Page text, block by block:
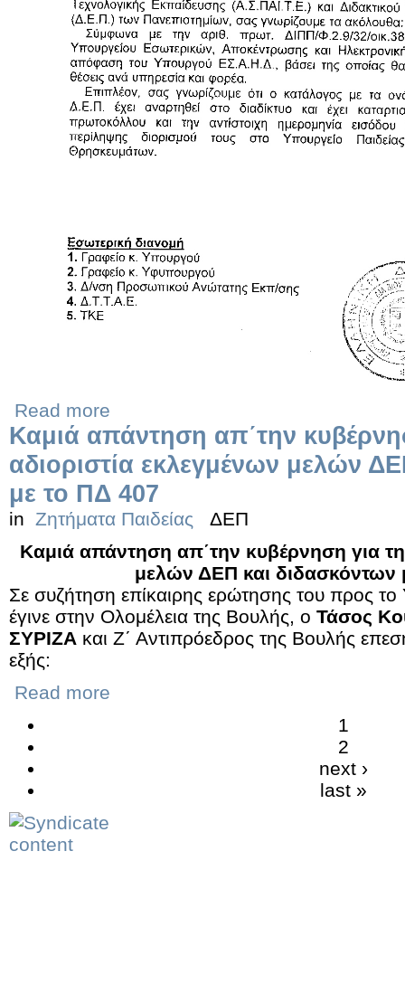
Read more
Καμιά απάντηση απ΄την
αδιοριστία εκλεγμένων μελών
με το ΠΔ 407
in Ζητήματα Παιδείας
ΔΕΠ
Καμιά απάντηση απ΄την κυβέρνηση για
μελών ΔΕΠ και διδασκόντων
Σε συζήτηση επίκαιρης ερώτησης του προς το
έγινε στην Ολομέλεια της Βουλής, ο Τάσος
ΣΥΡΙΖΑ και Ζ΄ Αντιπρόεδρος της Βουλής
εξής:
Read more
1
2
next ›
last »